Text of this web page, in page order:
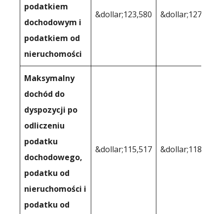
podatkiem
dochodowym i
podatkiem od
nieruchomości
&dollar;123,580 &dollar;127,269
Maksymalny
dochód do
dyspozycji po
odliczeniu
podatku
dochodowego,
podatku od
nieruchomości i
podatku od
&dollar;115,517 &dollar;118,988